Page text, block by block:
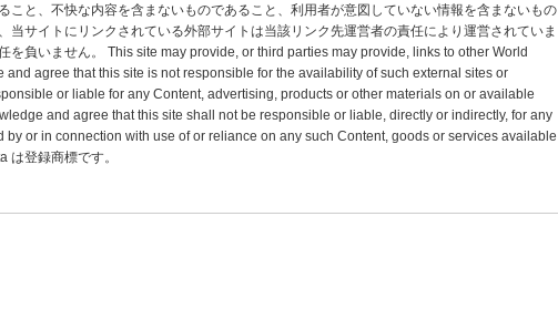
こと、不快な内容を含まないものであること、利用者が意図していない情報を含まないもの
当サイトにリンクされている外部サイトは当該リンク先運営者の責任により運営されていま
を負いません。 This site may provide, or third parties may provide, links to other World
agree that this site is not responsible for the availability of such external sites or
or liable for any Content, advertising, products or other materials on or available
and agree that this site shall not be responsible or liable, directly or indirectly, for any
or in connection with use of or reliance on any such Content, goods or services available
は登録商標です。